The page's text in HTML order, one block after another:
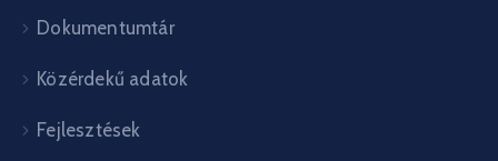
Dokumentumtár
Közérdekű adatok
Fejlesztések